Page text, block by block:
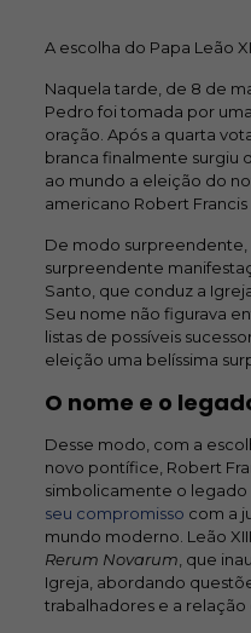
A escolha do Papa Leão
Naquela tarde, de 8 de
Pedro foi tomada por
oração. Após a quarta
branca finalmente surgiu
ao mundo a eleição do
americano Robert Francis
De modo surpreendente,
surpreendente
Santo, que conduz a
Seu nome não figurava
listas de possíveis
eleição uma belíssima
O nome e o
Desse modo, com a
novo pontífice, Robert
simbolicamente o legado
seu compromisso com a
mundo moderno. Leão
Rerum Novarum , que
Igreja, abordando
trabalhadores e a